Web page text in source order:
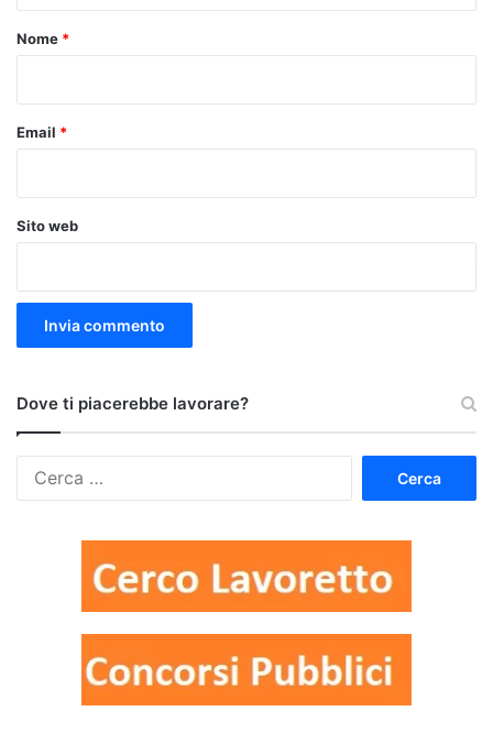
o
Nome *
Email *
Sito web
Dove ti piacerebbe lavorare?